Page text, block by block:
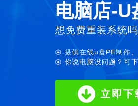
电脑店-U
想免费重装系统
提供在线u盘PE制作
你说电脑没问题？可
立即下